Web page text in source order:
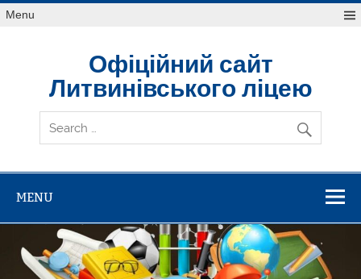
Skip
toMenu
Офіційний сайт
Литвинівського ліцею
MENU